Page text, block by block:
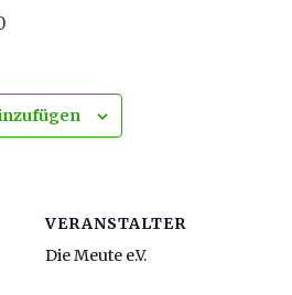
VERANSTALTER
Die Meute e.V.